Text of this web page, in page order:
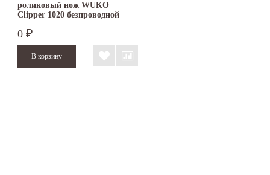
роликовый нож WUKO
Clipper 1020 безпроводной
0 ₽